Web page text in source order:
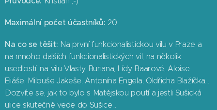
Maximální počet účastníků: 20
Na co se těšit: Na první funkcionalistickou vilu v Praze a
na mnoho dalších funkcionalistických vil, na několik
usedlostí, na vilu Vlasty Buriana, Lídy Baarové, Aloise
Eliáše, Milouše Jakeše, Antonína Engela, Oldřicha Blažíčka...
Dozvíte se, jak to bylo s Matějskou poutí a jestli Sušická
ulice skutečně vede do Sušice...